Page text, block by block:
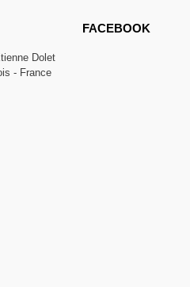
Dolet
- France
FACEBOOK